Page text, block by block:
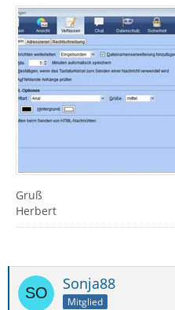
Gruß
Herbert
Sonja88
Mitglied